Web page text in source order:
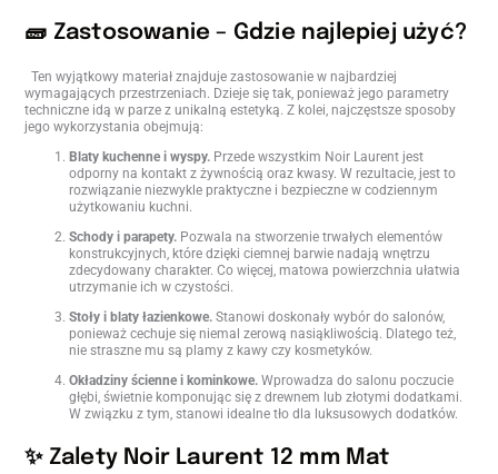
🧱 Zastosowanie – Gdzie najlepiej użyć?
Ten wyjątkowy materiał znajduje zastosowanie w najbardziej
wymagających przestrzeniach. Dzieje się tak, ponieważ jego parametry
techniczne idą w parze z unikalną estetyką. Z kolei, najczęstsze sposoby
jego wykorzystania obejmują:
Blaty kuchenne i wyspy. Przede wszystkim Noir Laurent jest
odporny na kontakt z żywnością oraz kwasy. W rezultacie, jest to
rozwiązanie niezwykle praktyczne i bezpieczne w codziennym
użytkowaniu kuchni.
Schody i parapety. Pozwala na stworzenie trwałych elementów
konstrukcyjnych, które dzięki ciemnej barwie nadają wnętrzu
zdecydowany charakter. Co więcej, matowa powierzchnia ułatwia
utrzymanie ich w czystości.
Stoły i blaty łazienkowe. Stanowi doskonały wybór do salonów,
ponieważ cechuje się niemal zerową nasiąkliwością. Dlatego też,
nie straszne mu są plamy z kawy czy kosmetyków.
Okładziny ścienne i kominkowe. Wprowadza do salonu poczucie
głębi, świetnie komponując się z drewnem lub złotymi dodatkami.
W związku z tym, stanowi idealne tło dla luksusowych dodatków.
✨ Zalety Noir Laurent 12 mm Mat